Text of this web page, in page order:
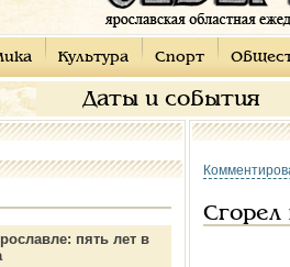
Культура Спорт
Даты и события
пять лет в
Сгорел